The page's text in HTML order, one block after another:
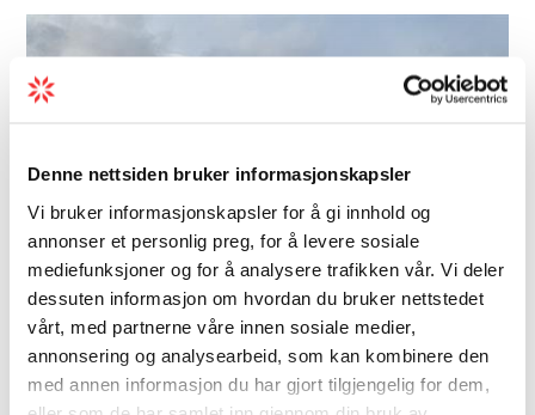
Denne nettsiden bruker informasjonskapsler
Vi bruker informasjonskapsler for å gi innhold og
annonser et personlig preg, for å levere sosiale
mediefunksjoner og for å analysere trafikken vår. Vi deler
dessuten informasjon om hvordan du bruker nettstedet
vårt, med partnerne våre innen sosiale medier,
annonsering og analysearbeid, som kan kombinere den
med annen informasjon du har gjort tilgjengelig for dem,
Fjelltur | Guidet tur | Vandring